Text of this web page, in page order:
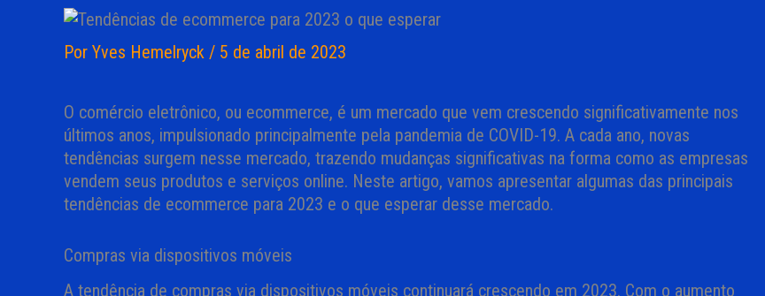
Por Yves Hemelryck / 5 de abril de 2023
O comércio eletrônico, ou ecommerce, é um mercado que vem crescendo significativamente nos
últimos anos, impulsionado principalmente pela pandemia de COVID-19. A cada ano, novas
tendências surgem nesse mercado, trazendo mudanças significativas na forma como as empresas
vendem seus produtos e serviços online. Neste artigo, vamos apresentar algumas das principais
tendências de ecommerce para 2023 e o que esperar desse mercado.
Compras via dispositivos móveis
A tendência de compras via dispositivos móveis continuará crescendo em 2023. Com o aumento